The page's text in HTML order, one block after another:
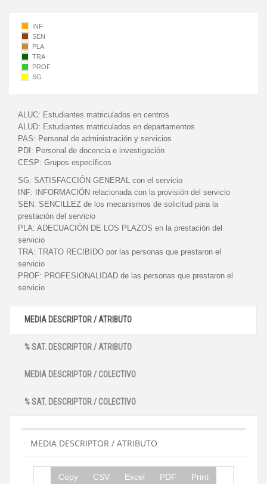
INF
SEN
PLA
TRA
PROF
SG
ALUC: Estudiantes matriculados en centros
ALUD: Estudiantes matriculados en departamentos
PAS: Personal de administración y servicios
PDI: Personal de docencia e investigación
CESP: Grupos específicos
SG: SATISFACCIÓN GENERAL con el servicio
INF:
INFORMACIÓN relacionada con la provisión del servicio
SEN: SENCILLEZ de los mecanismos de solicitud para la
prestación del servicio
PLA: ADECUACIÓN DE LOS PLAZOS en la prestación del
servicio
TRA: TRATO RECIBIDO por las personas que prestaron el
servicio
PROF: PROFESIONALIDAD de las personas que prestaron el
servicio
MEDIA DESCRIPTOR / ATRIBUTO
% SAT. DESCRIPTOR / ATRIBUTO
MEDIA DESCRIPTOR / COLECTIVO
% SAT. DESCRIPTOR / COLECTIVO
MEDIA DESCRIPTOR / ATRIBUTO
Copy CSV Excel PDF Print